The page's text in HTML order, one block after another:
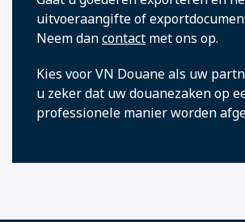
uitvoeraangifte of
Neem dancontact met ons op.
Kies voor VN Douane als uw
u zeker dat uw douanezaken op
professionele manier worden